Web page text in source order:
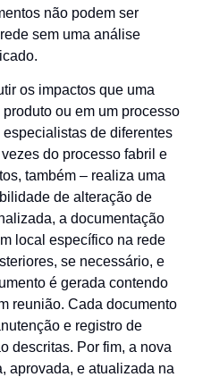
não podem ser
sem uma análise
os impactos que uma
ou em um processo
de diferentes
do processo fabril e
também – realiza uma
de alteração de
a documentação
local específico na rede
se necessário, e
é gerada contendo
reunião. Cada documento
e registro de
descritas. Por fim, a nova
aprovada, e atualizada na